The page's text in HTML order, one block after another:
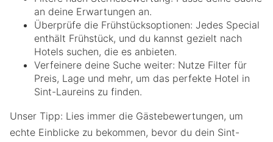
an deine Erwartungen an.
Überprüfe die Frühstücksoptionen: Jedes Special
enthält Frühstück, und du kannst gezielt nach
Hotels suchen, die es anbieten.
Verfeinere deine Suche weiter: Nutze Filter für
Preis, Lage und mehr, um das perfekte Hotel in
Sint-Laureins zu finden.
Unser Tipp: Lies immer die Gästebewertungen, um
echte Einblicke zu bekommen, bevor du dein Sint-